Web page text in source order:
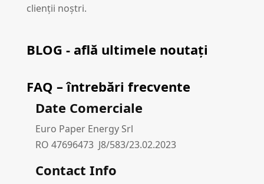
clienții noștri.
BLOG - află ultimele noutați
FAQ – întrebări frecvente
Date Comerciale
Euro Paper Energy Srl
RO 47696473 J8/583/23.02.2023
Contact Info